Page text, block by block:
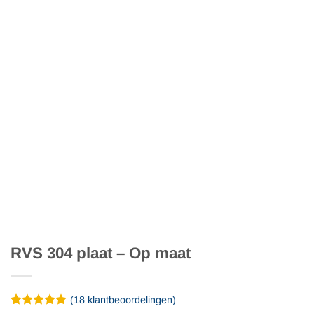
RVS 304 plaat – Op maat
(18klantbeoordelingen)